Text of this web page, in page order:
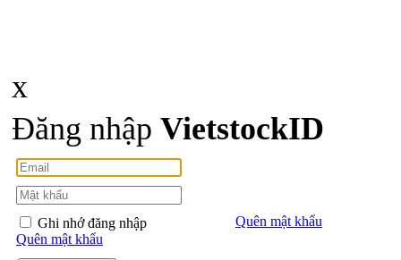
x
Đăng nhập VietstockID
Ghi nhớ đăng nhập
Quên mật khẩu
Quên mật khẩu